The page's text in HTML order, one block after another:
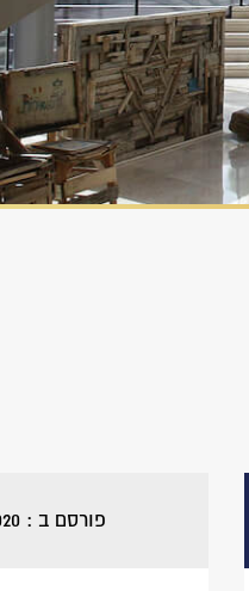
פורסם ב : 12.11.2020